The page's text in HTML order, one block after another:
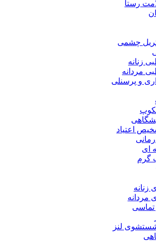
رستا
چشمی
زنانه
مردانه
و پرسنلی
اعتیاد
ای
گرم
زنانه
مردانه
تماسی
لنز